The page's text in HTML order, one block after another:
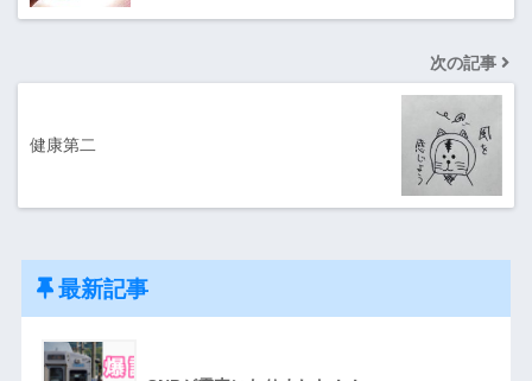
次の記事
健康第二
最新記事